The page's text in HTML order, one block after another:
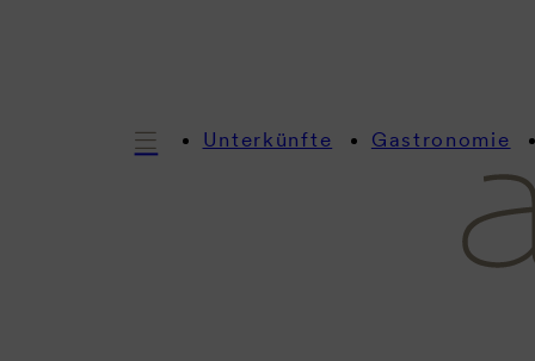
Unterkünfte Gastronomie